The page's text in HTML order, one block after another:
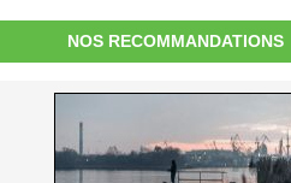
NOS RECOMMANDATIONS